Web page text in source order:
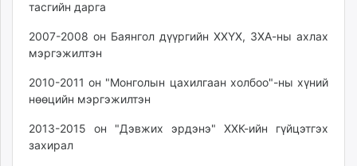
mass.mn
unegui.mn
assa.mn
tac.mn
unread.today
тасгийн дарга
2007-2008 он Баянгол дүүргийн ХХҮХ, ЗХА-ны ахлах
мэргэжилтэн
2010-2011 он "Монголын цахилгаан холбоо"-ны хүний
нөөцийн мэргэжилтэн
2013-2015 он "Дэвжих эрдэнэ" ХХК-ийн гүйцэтгэх
захирал